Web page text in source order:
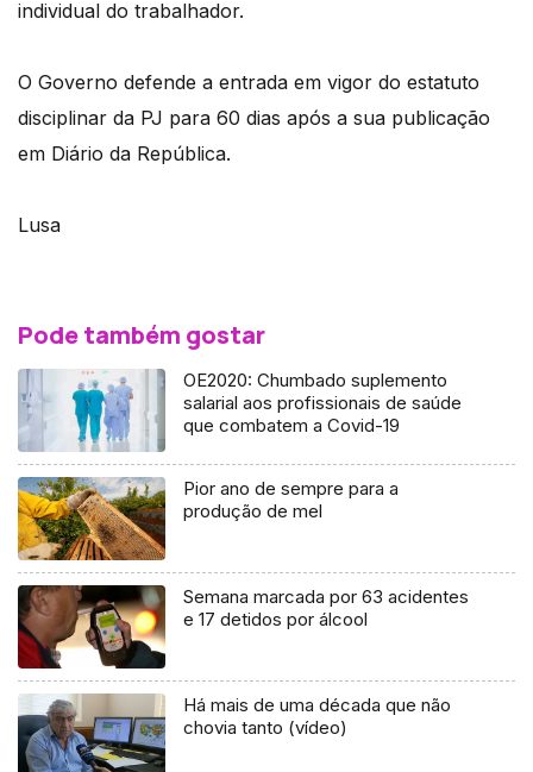
individual do trabalhador.
O Governo defende a entrada em vigor do estatuto
disciplinar da PJ para 60 dias após a sua publicação
em Diário da República.
Lusa
Pode também gostar
OE2020: Chumbado suplemento
salarial aos profissionais de saúde
que combatem a Covid-19
Pior ano de sempre para a
produção de mel
Semana marcada por 63 acidentes
e 17 detidos por álcool
Há mais de uma década que não
chovia tanto (vídeo)